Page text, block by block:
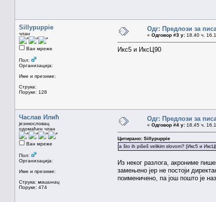
Sillypuppie
члан
Ван мреже
Пол:
Организација:
Име и презиме:
Струка:
Поруке: 128
Одг: Предлози за
« Одговор #3 у: 18.40 ч.
Икс5 и ИксЦ90
Часлав Илић
језикословац
одомаћен члан
Ван мреже
Пол:
Организација:
Име и презиме:
Струка: машинац
Поруке: 474
Одг: Предлози за
« Одговор #4 у: 18.45 ч.
Цитирано: Sillypuppie
a što ih pišeš velikim slovom? [Икс5 и
Из неког разлога, акрониме
замењено јер не постоји
поименичено, па још пошто је